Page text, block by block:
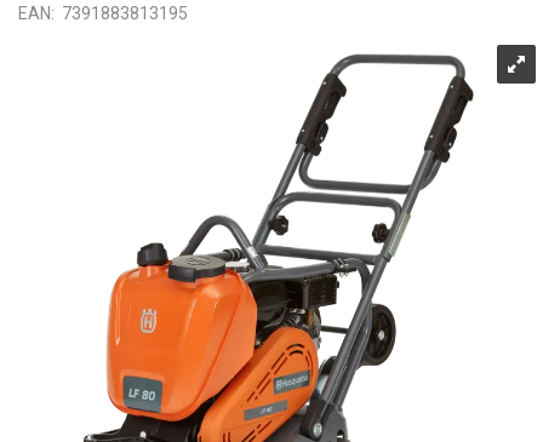
EAN: 7391883813195